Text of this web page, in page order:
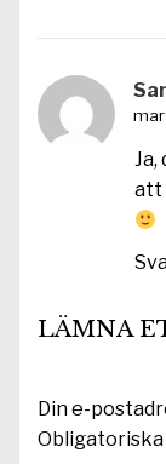
Ja,
att
LÄMNA
Din e-